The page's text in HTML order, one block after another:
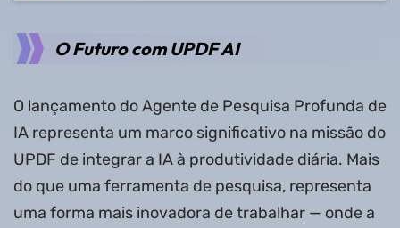
O Futuro com UPDF AI
O lançamento do Agente de Pesquisa Profunda de
IA representa um marco significativo na missão do
UPDF de integrar a IA à produtividade diária. Mais
do que uma ferramenta de pesquisa, representa
uma forma mais inovadora de trabalhar — onde a